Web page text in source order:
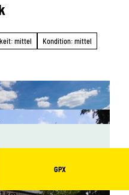
mittel
Kondition: mittel
GPX